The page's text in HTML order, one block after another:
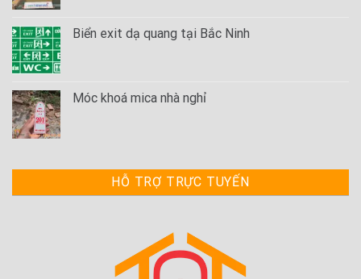
Biển exit dạ quang tại Bắc Ninh
Móc khoá mica nhà nghỉ
HỖ TRỢ TRỰC TUYẾN